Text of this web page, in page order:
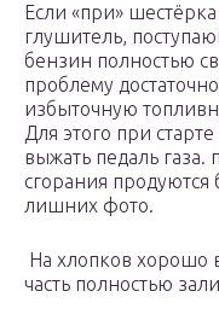
Если «при» шестёрка
глушитель,
бензин полностью
проблему
избыточную
Для этого при
выжать педаль газа.
сгорания продуются
лишних фото.
На хлопков хорошо
часть полностью